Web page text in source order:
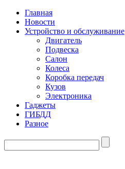
Главная
Новости
Устройство и обслуживание
Двигатель
Подвеска
Салон
Колеса
Коробка передач
Кузов
Электроника
Гаджеты
ГИБДД
Разное